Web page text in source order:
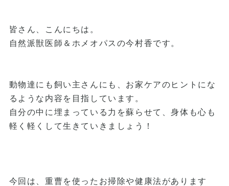
皆さん、こんにちは。
自然派獣医師＆ホメオパスの今村香です。
動物達にも飼い主さんにも、お家ケアのヒントにな
るような内容を目指しています。
自分の中に埋まっている力を蘇らせて、身体も心も
軽く軽くして生きていきましょう！
今回は、重曹を使ったお掃除や健康法があります